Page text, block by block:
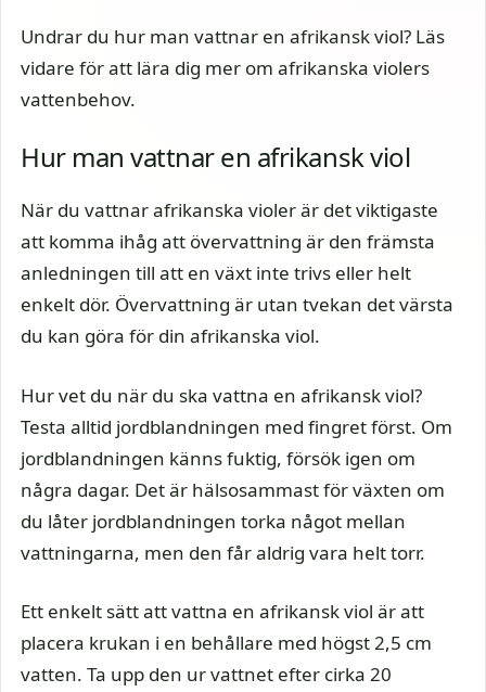
Undrar du hur man vattnar en afrikansk viol? Läs
vidare för att lära dig mer om afrikanska violers
vattenbehov.
Hur man vattnar en afrikansk viol
När du vattnar afrikanska violer är det viktigaste
att komma ihåg att övervattning är den främsta
anledningen till att en växt inte trivs eller helt
enkelt dör. Övervattning är utan tvekan det värsta
du kan göra för din afrikanska viol.
Hur vet du när du ska vattna en afrikansk viol?
Testa alltid jordblandningen med fingret först. Om
jordblandningen känns fuktig, försök igen om
några dagar. Det är hälsosammast för växten om
du låter jordblandningen torka något mellan
vattningarna, men den får aldrig vara helt torr.
Ett enkelt sätt att vattna en afrikansk viol är att
placera krukan i en behållare med högst 2,5 cm
vatten. Ta upp den ur vattnet efter cirka 20